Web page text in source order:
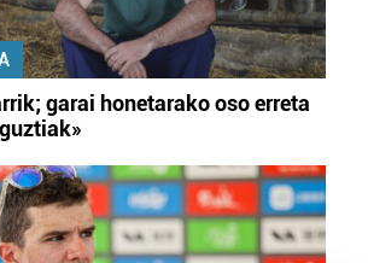
garai honetarako oso erreta